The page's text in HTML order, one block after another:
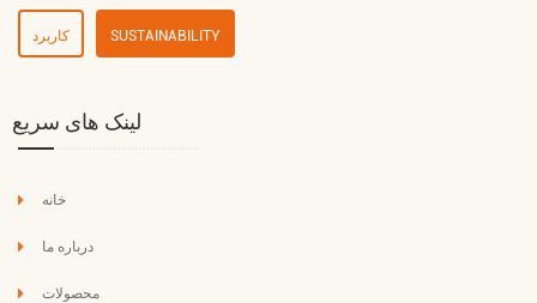
کاربرد SUSTAINABILITY
لینک های سریع
خانه
درباره ما
محصولات